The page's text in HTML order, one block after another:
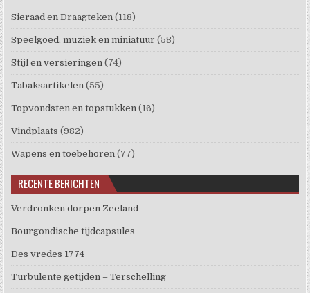
Sieraad en Draagteken (118)
Speelgoed, muziek en miniatuur (58)
Stijl en versieringen (74)
Tabaksartikelen (55)
Topvondsten en topstukken (16)
Vindplaats (982)
Wapens en toebehoren (77)
RECENTE BERICHTEN
Verdronken dorpen Zeeland
Bourgondische tijdcapsules
Des vredes 1774
Turbulente getijden – Terschelling